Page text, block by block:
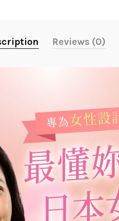
Reviews (0)